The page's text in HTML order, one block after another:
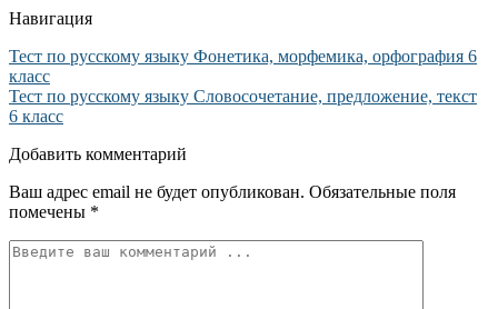
Навигация
Тест по русскому языку Фонетика, морфемика, орфография 6
класс
Тест по русскому языку Словосочетание, предложение, текст
6 класс
Добавить комментарий
Ваш адрес email не будет опубликован. Обязательные поля
помечены *